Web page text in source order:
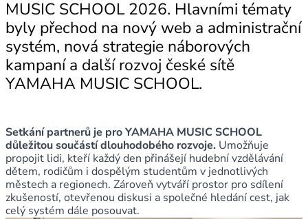
MUSIC SCHOOL 2026. Hlavními tématy
byly přechod na nový web a administrační
systém, nová strategie náborových
kampaní a další rozvoj české sítě
YAMAHA MUSIC SCHOOL.
Setkání partnerů je pro YAMAHA MUSIC SCHOOL
důležitou součástí dlouhodobého rozvoje. Umožňuje
propojit lidi, kteří každý den přinášejí hudební vzdělávání
dětem, rodičům i dospělým studentům v jednotlivých
městech a regionech. Zároveň vytváří prostor pro sdílení
zkušeností, otevřenou diskusi a společné hledání cest, jak
celý systém dále posouvat.